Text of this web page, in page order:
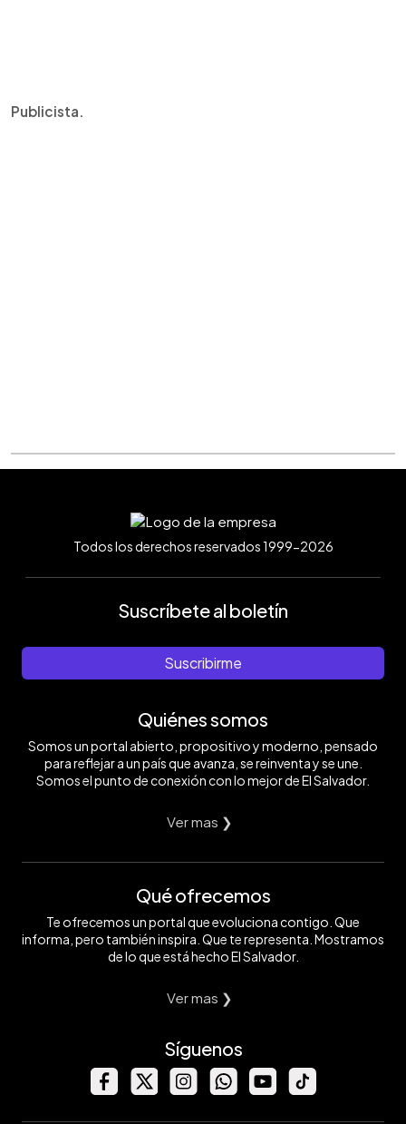
Publicista.
Todos los derechos reservados 1999-2026
Suscríbete al boletín
Suscribirme
Quiénes somos
Somos un portal abierto, propositivo y moderno, pensado
para reflejar a un país que avanza, se reinventa y se une.
Somos el punto de conexión con lo mejor de El Salvador.
Ver mas ❯
Qué ofrecemos
Te ofrecemos un portal que evoluciona contigo. Que
informa, pero también inspira. Que te representa. Mostramos
de lo que está hecho El Salvador.
Ver mas ❯
Síguenos